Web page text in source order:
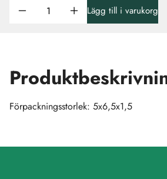
Lägg till i varukorg
Förpackningsstorlek: 5x6,5x1,5